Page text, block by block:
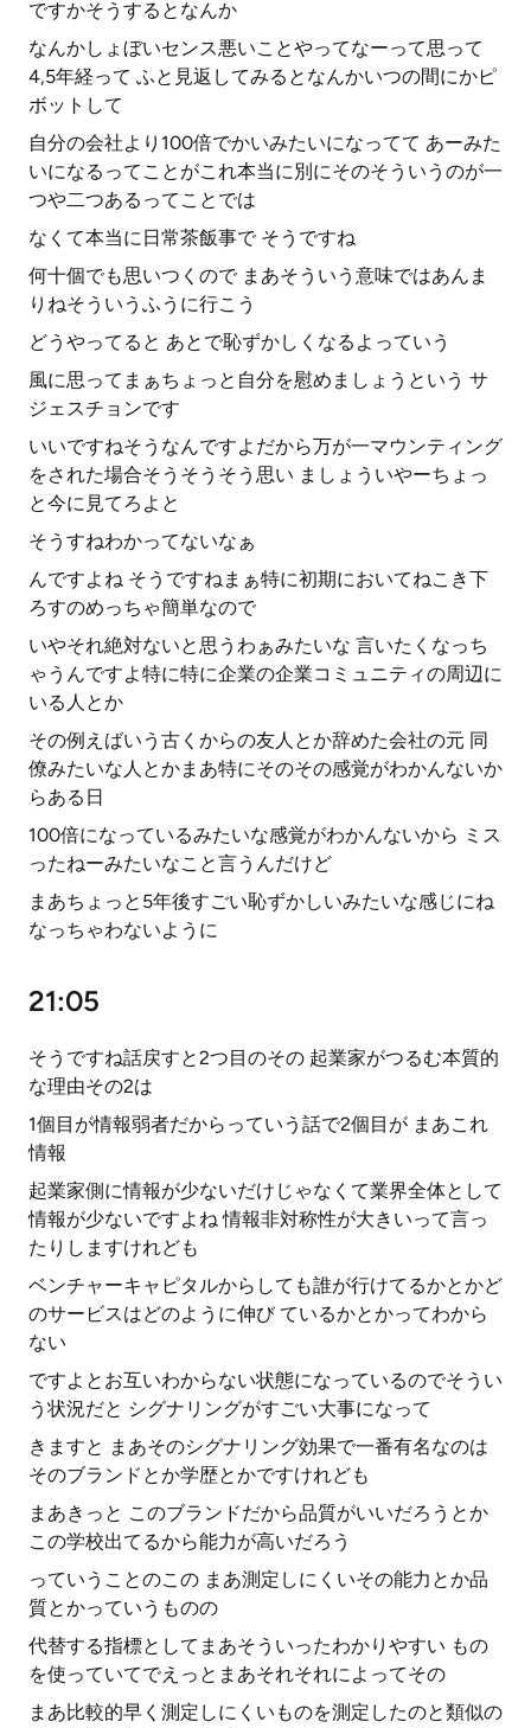
ですかそうするとなんか
なんかしょぼいセンス悪いことやってなーって思って
4,5年経って ふと見返してみるとなんかいつの間にかピ
ボットして
自分の会社より100倍でかいみたいになってて あーみた
いになるってことがこれ本当に別にそのそういうのが一
つや二つあるってことでは
なくて本当に日常茶飯事で そうですね
何十個でも思いつくので まあそういう意味ではあんま
りねそういうふうに行こう
どうやってると あとで恥ずかしくなるよっていう
風に思ってまぁちょっと自分を慰めましょうという サ
ジェスチョンです
いいですねそうなんですよだから万が一マウンティング
をされた場合そうそうそう思い ましょういやーちょっ
と今に見てろよと
そうすねわかってないなぁ
んですよね そうですねまぁ特に初期においてねこき下
ろすのめっちゃ簡単なので
いやそれ絶対ないと思うわぁみたいな 言いたくなっち
ゃうんですよ特に特に企業の企業コミュニティの周辺に
いる人とか
その例えばいう古くからの友人とか辞めた会社の元 同
僚みたいな人とかまあ特にそのその感覚がわかんないか
らある日
100倍になっているみたいな感覚がわかんないから ミス
ったねーみたいなこと言うんだけど
まあちょっと5年後すごい恥ずかしいみたいな感じにね
なっちゃわないように
21:05
そうですね話戻すと2つ目のその 起業家がつるむ本質的
な理由その2は
1個目が情報弱者だからっていう話で2個目が まあこれ
情報
起業家側に情報が少ないだけじゃなくて業界全体として
情報が少ないですよね 情報非対称性が大きいって言っ
たりしますけれども
ベンチャーキャピタルからしても誰が行けてるかとかど
のサービスはどのように伸び ているかとかってわから
ない
ですよとお互いわからない状態になっているのでそうい
う状況だと シグナリングがすごい大事になって
きますと まあそのシグナリング効果で一番有名なのは
そのブランドとか学歴とかですけれども
まあきっと このブランドだから品質がいいだろうとか
この学校出てるから能力が高いだろう
っていうことのこの まあ測定しにくいその能力とか品
質とかっていうものの
代替する指標としてまあそういったわかりやすい もの
を使っていてでえっとまあそれそれによってその
まあ比較的早く測定しにくいものを測定したのと類似の